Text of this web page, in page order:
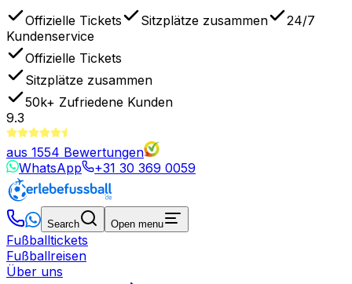
Offizielle Tickets Sitzplätze zusammen
24/7
Kundenservice
Offizielle Tickets
Sitzplätze zusammen
50k+ Zufriedene Kunden
9.3
aus 1554 Bewertungen
WhatsApp
+31 30 369 0059
Search Open menu
Fußballtickets
Fußballreisen
Über uns